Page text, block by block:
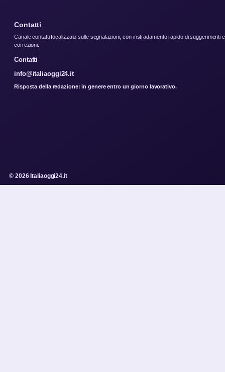
Contatti
Canale contatti focalizzato sulle segnalazioni, con instradamento rapido di suggerimenti e
correzioni.
Contatti
info@italiaoggi24.it
Risposta della redazione: in genere entro un giorno lavorativo.
© 2026 Italiaoggi24.it